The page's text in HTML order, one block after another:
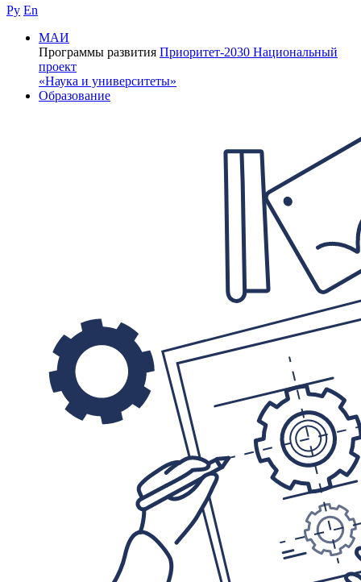
Ру En
МАИ
Программы развития Приоритет-2030 Национальный
проект
«Наука и университеты»
Образование